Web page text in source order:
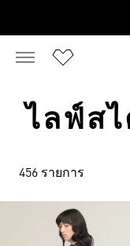
ไลฟ์สไ
456 รายการ